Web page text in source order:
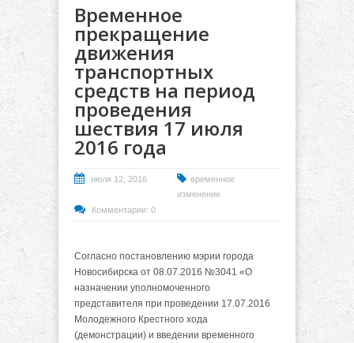
Временное
прекращение
движения
транспортных
средств на период
проведения
шествия 17 июля
2016 года
июля 12, 2016
временное
изменение
Комментарии: 0
Согласно постановлению мэрии города
Новосибирска от 08.07.2016 №3041 «О
назначении уполномоченного
представителя при проведении 17.07.2016
Молодежного Крестного хода
(демонстрации) и введении временного